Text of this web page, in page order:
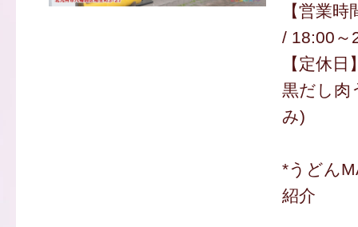
【営業
/ 18:00～
【定休
黒だし肉
み)
*うどん
紹介